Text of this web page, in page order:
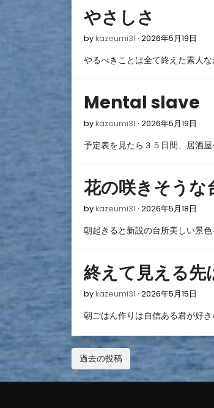
やさしさ
bykazeumi31 2026年5月19日
5
やるべきことは全て終えた素人
Mental slave
bykazeumi31 2026年5月19日
5
日
予定表を見たら３５日間、居酒
花の咲きそうな
bykazeumi31 2026年5月18日
5
日
朝起きると新設の台所美しい景
終えて見える先
bykazeumi31 2026年5月15日
5
15
日
朝ごはん作りは自信ある君が好
投
稿
過去の投稿